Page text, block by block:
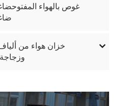
غوص بالهواء
خزان هواء من